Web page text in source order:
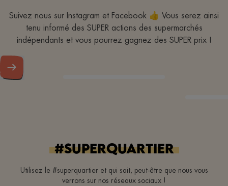
Suivez nous sur Instagram et Facebook 👍 Vous serez ainsi
tenu informé des SUPER actions des supermarchés
indépendants et vous pourrez gagnez des SUPER prix !
#superquartier
Utilisez le #superquartier et qui sait, peut-être que nous vous
verrons sur nos réseaux sociaux !